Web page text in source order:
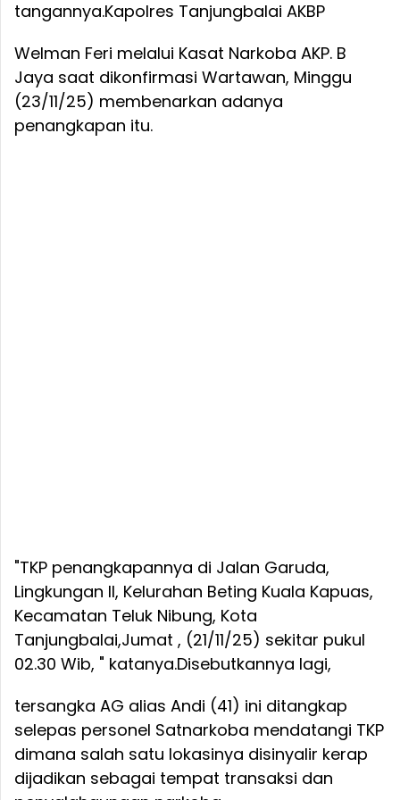
tangannya.Kapolres Tanjungbalai AKBP
Welman Feri melalui Kasat Narkoba AKP. B
Jaya saat dikonfirmasi Wartawan, Minggu
(23/11/25) membenarkan adanya
penangkapan itu.
"TKP penangkapannya di Jalan Garuda,
Lingkungan II, Kelurahan Beting Kuala Kapuas,
Kecamatan Teluk Nibung, Kota
Tanjungbalai,Jumat , (21/11/25) sekitar pukul
02.30 Wib, " katanya.Disebutkannya lagi,
tersangka AG alias Andi (41) ini ditangkap
selepas personel Satnarkoba mendatangi TKP
dimana salah satu lokasinya disinyalir kerap
dijadikan sebagai tempat transaksi dan